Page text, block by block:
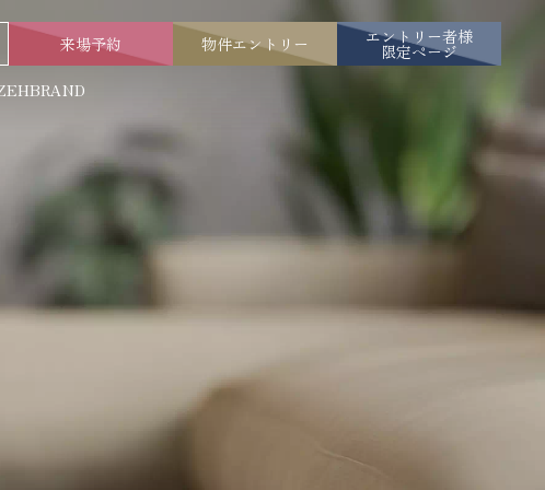
来場予約 物件エントリー エントリー者様
限定ページ
BRAND